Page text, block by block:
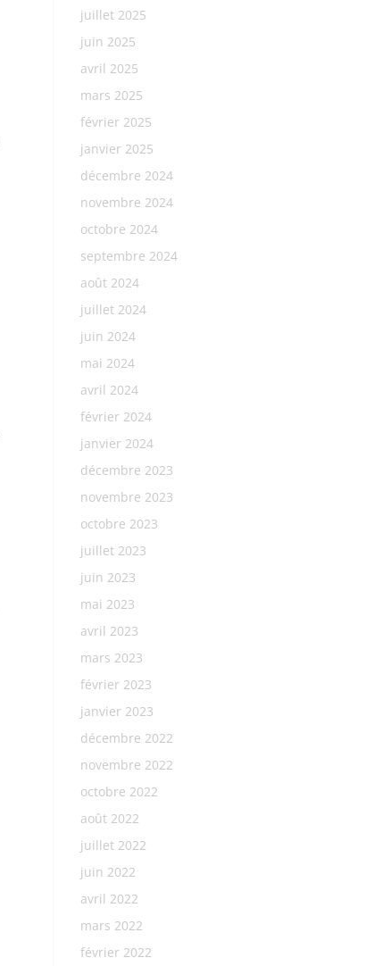
juillet 2025
juin 2025
avril 2025
mars 2025
février 2025
janvier 2025
décembre 2024
novembre 2024
octobre 2024
septembre 2024
août 2024
juillet 2024
juin 2024
mai 2024
avril 2024
février 2024
janvier 2024
décembre 2023
novembre 2023
octobre 2023
juillet 2023
juin 2023
mai 2023
avril 2023
mars 2023
février 2023
janvier 2023
décembre 2022
novembre 2022
octobre 2022
août 2022
juillet 2022
juin 2022
avril 2022
mars 2022
février 2022